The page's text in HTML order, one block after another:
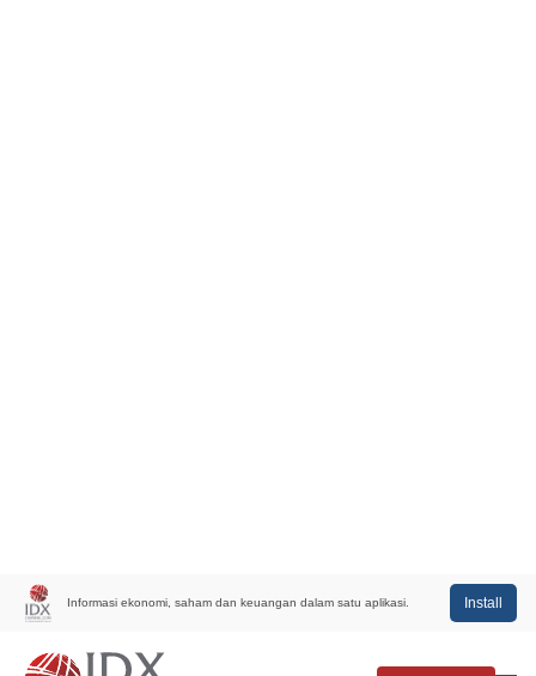
Informasi ekonomi, saham dan keuangan dalam satu aplikasi. Install